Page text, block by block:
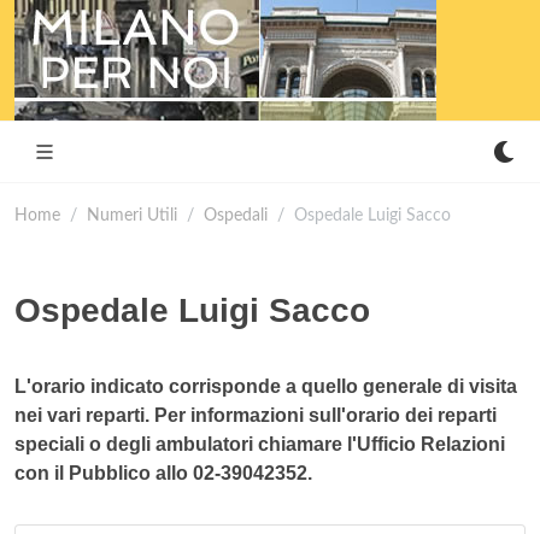
Home Numeri Utili Ospedali Ospedale Luigi Sacco
Ospedale Luigi Sacco
L'orario indicato corrisponde a quello generale di visita
nei vari reparti. Per informazioni sull'orario dei reparti
speciali o degli ambulatori chiamare l'Ufficio Relazioni
con il Pubblico allo 02-39042352.